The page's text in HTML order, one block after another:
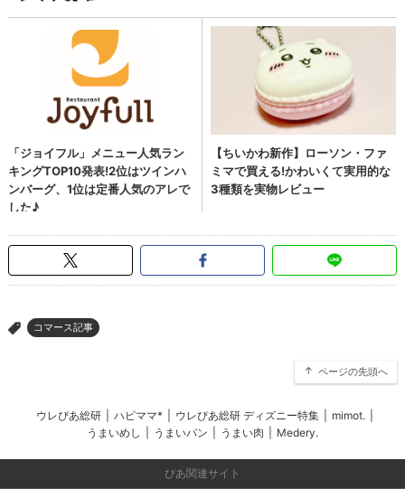
> コマース記事
ページの先頭へ
ウレぴあ総研 ハピママ* ウレぴあ総研 ディズニー特集 mimot.
うまいめし
うまいパン うまい肉 Medery.
ぴあ関連サイト